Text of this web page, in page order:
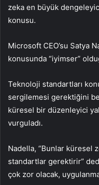
zeka en büyük
konusu.
Microsoft CEO’su Satya
konusunda “iyimser”
Teknoloji standartları
sergilemesi gerektiğini
küresel bir düzenleyici
vurguladı.
Nadella, “Bunlar küresel
standartlar gerektirir”
çok zor olacak,